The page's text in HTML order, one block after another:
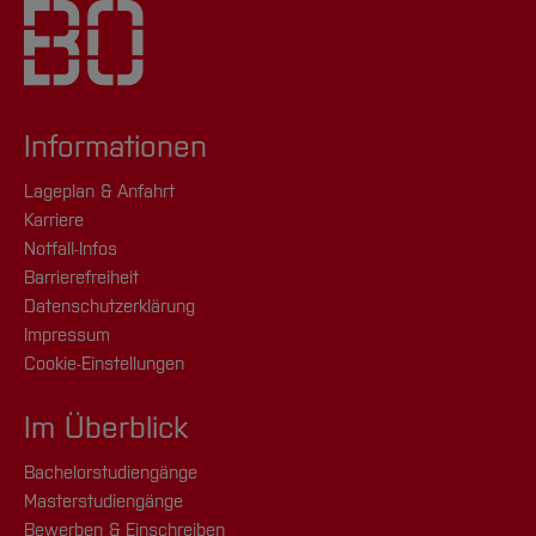
Informationen
Lageplan & Anfahrt
Karriere
Notfall-Infos
Barrierefreiheit
Datenschutzerklärung
Impressum
Cookie-Einstellungen
Im Überblick
Bachelorstudiengänge
Masterstudiengänge
Bewerben & Einschreiben